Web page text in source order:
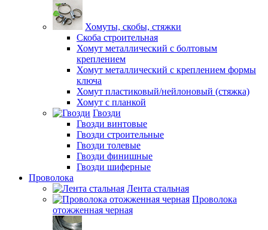
Хомуты, скобы, стяжки
Скоба строительная
Хомут металлический с болтовым
креплением
Хомут металлический с креплением формы
ключа
Хомут пластиковый/нейлоновый (стяжка)
Хомут с планкой
Гвозди
Гвозди винтовые
Гвозди строительные
Гвозди толевые
Гвозди финишные
Гвозди шиферные
Проволока
Лента стальная
Проволока
отожженная черная